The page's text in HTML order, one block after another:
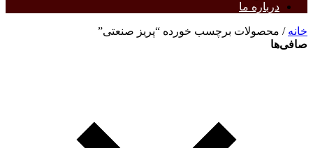
درباره ما
خانه / محصولات برچسب خورده “پریز صنعتی”
صافی‌ها